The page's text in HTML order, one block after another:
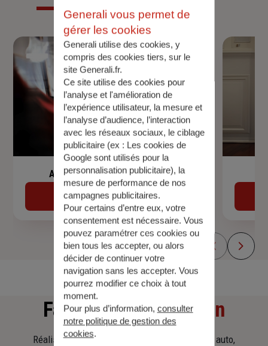
Assurance de prêt immobilier
Découvrir
Faitesune simulation
Réalisez une simulation tarifaire d'assurance, auto,
Generali vous permet de
gérer les cookies
Generali utilise des cookies, y
compris des cookies tiers, sur le
site Generali.fr.
Ce site utilise des cookies pour
l’analyse et l'amélioration de
l’expérience utilisateur, la mesure et
l’analyse d’audience, l’interaction
avec les réseaux sociaux, le ciblage
publicitaire (ex : Les cookies de
Google sont utilisés pour la
personnalisation publicitaire), la
mesure de performance de nos
campagnes publicitaires.
Pour certains d’entre eux, votre
consentement est nécessaire. Vous
pouvez paramétrer ces cookies ou
bien tous les accepter, ou alors
décider de continuer votre
navigation sans les accepter. Vous
pourrez modifier ce choix à tout
moment.
Pour plus d’information, consulter
notre politique de gestion des
cookies.